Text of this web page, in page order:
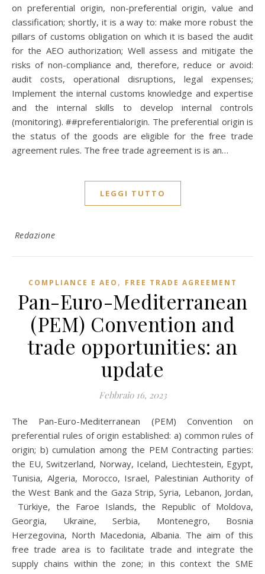
on preferential origin, non-preferential origin, value and
classification; shortly, it is a way to: make more robust the
pillars of customs obligation on which it is based the audit
for the AEO authorization; Well assess and mitigate the
risks of non-compliance and, therefore, reduce or avoid:
audit costs, operational disruptions, legal expenses;
Implement the internal customs knowledge and expertise
and the internal skills to develop internal controls
(monitoring). ##preferentialorigin. The preferential origin is
the status of the goods are eligible for the free trade
agreement rules. The free trade agreement is is an…
LEGGI TUTTO
Redazione
COMPLIANCE E AEO , FREE TRADE AGREEMENT
Pan-Euro-Mediterranean
(PEM) Convention and
trade opportunities: an
update
Febbraio 16, 2023
The Pan-Euro-Mediterranean (PEM) Convention on
preferential rules of origin established: a) common rules of
origin; b) cumulation among the PEM Contracting parties:
the EU, Switzerland, Norway, Iceland, Liechtestein, Egypt,
Tunisia, Algeria, Morocco, Israel, Palestinian Authority of
the West Bank and the Gaza Strip, Syria, Lebanon, Jordan,
Türkiye, the Faroe Islands, the Republic of Moldova,
Georgia, Ukraine, Serbia, Montenegro, Bosnia
Herzegovina, North Macedonia, Albania. The aim of this
free trade area is to facilitate trade and integrate the
supply chains within the zone; in this context the SME